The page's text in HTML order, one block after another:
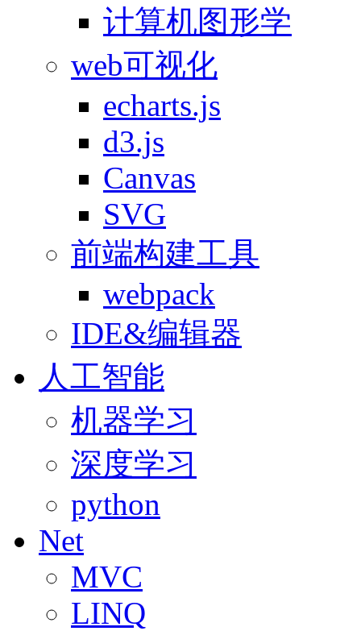
计算机图形学
web可视化
echarts.js
d3.js
Canvas
SVG
前端构建工具
webpack
IDE&编辑器
人工智能
机器学习
深度学习
python
Net
MVC
LINQ